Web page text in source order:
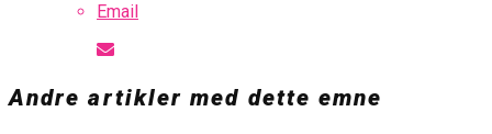
Email
Andre artikler med dette emne